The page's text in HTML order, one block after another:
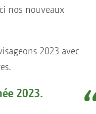
nos nouveaux
2023 avec
2023.